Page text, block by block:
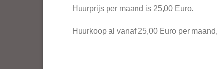
Huurprijs per maand is 25,00 Euro.
Huurkoop al vanaf 25,00 Euro per